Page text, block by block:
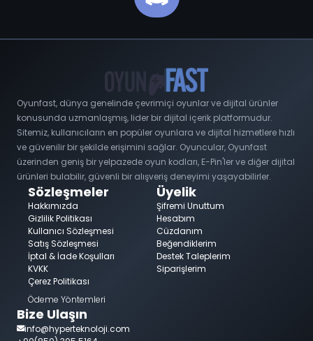
Oyunfast, dünya genelinde çevrimiçi oyunlar ve dijital ürünler
konusunda uzmanlaşmış, lider bir dijital içerik platformudur.
Sitemiz, kullanıcıların en popüler oyunlara ve dijital hizmetlere hızlı
ve güvenilir bir şekilde erişimini sağlar. Oyuncular, Oyunfast
üzerinden geniş bir yelpazede oyun kodları, E-Pin'ler ve diğer dijital
ürünleri bulabilir, güvenli bir alışveriş deneyimi yaşayabilirler.
Sözleşmeler
Hakkımızda
Gizlilik Politikası
Kullanıcı Sözleşmesi
Satış Sözleşmesi
İptal & İade Koşulları
KVKK
Çerez Politikası
Ödeme Yöntemleri
Üyelik
Şifremi Unuttum
Hesabım
Cüzdanım
Beğendiklerim
Destek Taleplerim
Siparişlerim
Bize Ulaşın
info@hyperteknoloji.com